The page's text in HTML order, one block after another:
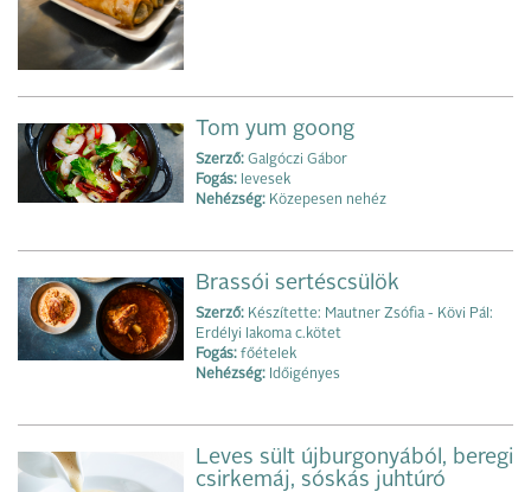
Tom yum goong
Szerző: Galgóczi Gábor
Fogás: levesek
Nehézség: Közepesen nehéz
Brassói sertéscsülök
Szerző: Készítette: Mautner Zsófia - Kövi Pál:
Erdélyi lakoma c.kötet
Fogás: főételek
Nehézség: Időigényes
Leves sült újburgonyából, beregi
csirkemáj, sóskás juhtúró